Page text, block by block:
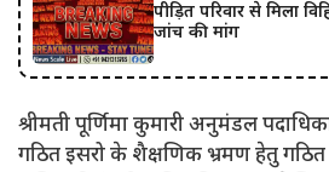
पीड़ित परिवार से मिला
जांच की मांग
श्रीमती पूर्णिमा कुमारी अनुमंडल
गठित इसरो के शैक्षणिक भ्रमण हेतु